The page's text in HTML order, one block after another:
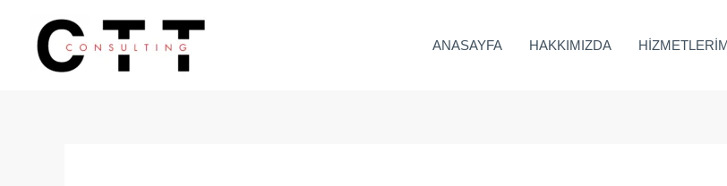
ANASAYFA
HAKKIMIZDA